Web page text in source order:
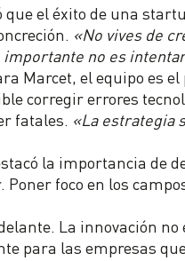
el éxito de una
«No vives de
no es
Marcet, el equipo es
corregir errores
fatales. «La estrategia
la importancia de
foco en los
La innovación no
para las empresas